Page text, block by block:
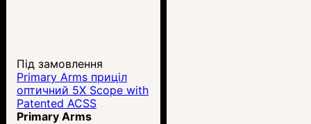
Під замовлення
Primary Arms приціл
оптичний 5X Scope with
Patented ACSS
5.56/5.45 /.308
Primary Arms